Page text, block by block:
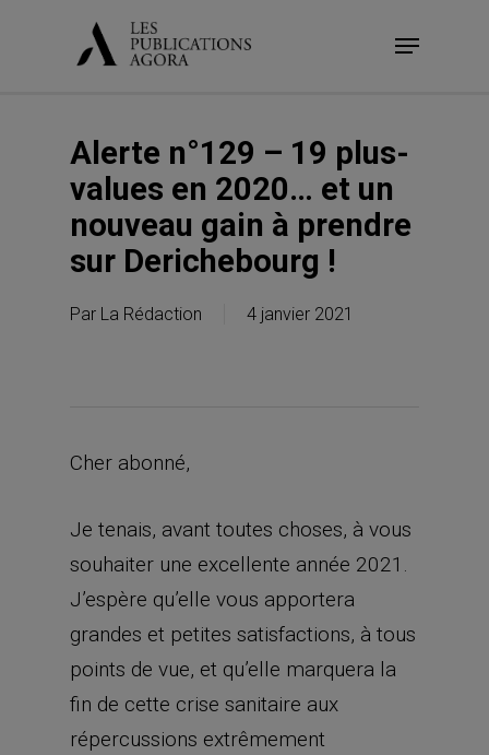
Menu
Alerte n°129 – 19 plus-
values en 2020… et un
nouveau gain à prendre
sur Derichebourg !
Par La Rédaction 4 janvier 2021
Cher abonné,
Je tenais, avant toutes choses, à vous
souhaiter une excellente année 2021.
J’espère qu’elle vous apportera
grandes et petites satisfactions, à tous
points de vue, et qu’elle marquera la
fin de cette crise sanitaire aux
répercussions extrêmement